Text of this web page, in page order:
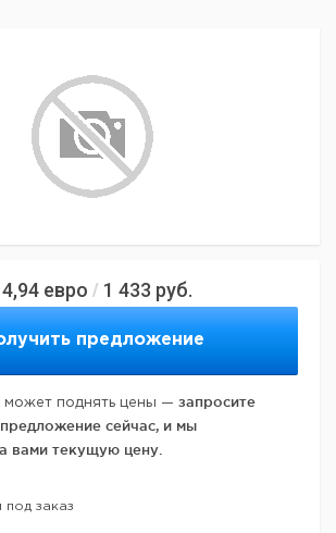
евро / 1 433 руб.
предложение
может поднять цены — запросите
сейчас, и мы
вами текущую цену.
под заказ